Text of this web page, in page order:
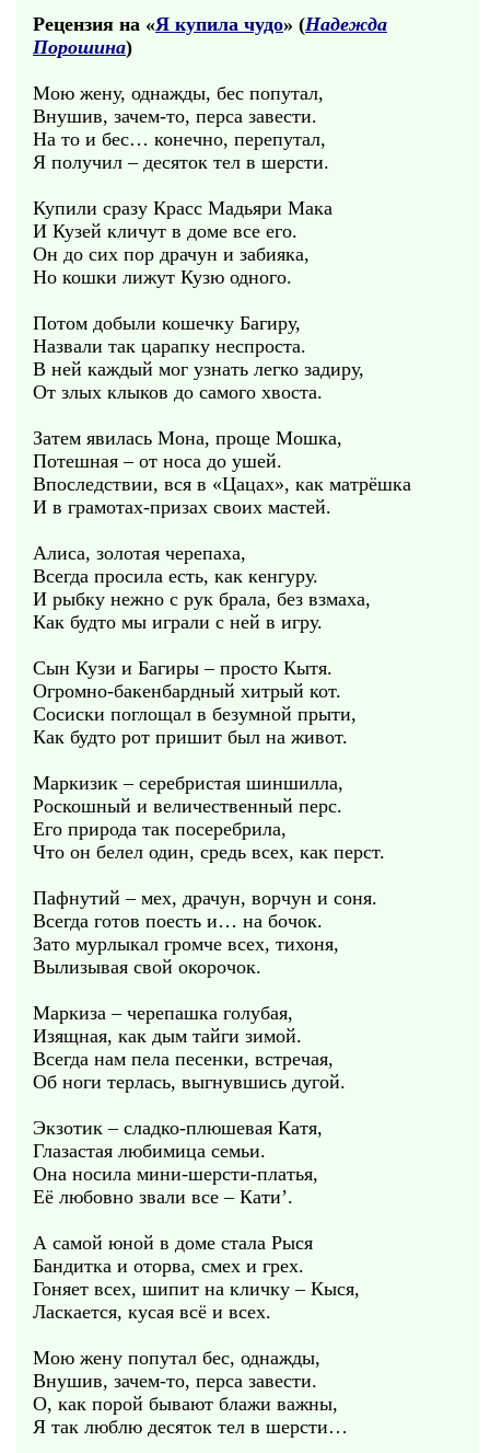
Рецензия на «Я купила чудо» (Надежда
Порошина)
Мою жену, однажды, бес попутал,
Внушив, зачем-то, перса завести.
На то и бес… конечно, перепутал,
Я получил – десяток тел в шерсти.
Купили сразу Красс Мадьяри Мака
И Кузей кличут в доме все его.
Он до сих пор драчун и забияка,
Но кошки лижут Кузю одного.
Потом добыли кошечку Багиру,
Назвали так царапку неспроста.
В ней каждый мог узнать легко задиру,
От злых клыков до самого хвоста.
Затем явилась Мона, проще Мошка,
Потешная – от носа до ушей.
Впоследствии, вся в «Цацах», как матрёшка
И в грамотах-призах своих мастей.
Алиса, золотая черепаха,
Всегда просила есть, как кенгуру.
И рыбку нежно с рук брала, без взмаха,
Как будто мы играли с ней в игру.
Сын Кузи и Багиры – просто Кытя.
Огромно-бакенбардный хитрый кот.
Сосиски поглощал в безумной прыти,
Как будто рот пришит был на живот.
Маркизик – серебристая шиншилла,
Роскошный и величественный перс.
Его природа так посеребрила,
Что он белел один, средь всех, как перст.
Пафнутий – мех, драчун, ворчун и соня.
Всегда готов поесть и… на бочок.
Зато мурлыкал громче всех, тихоня,
Вылизывая свой окорочок.
Маркиза – черепашка голубая,
Изящная, как дым тайги зимой.
Всегда нам пела песенки, встречая,
Об ноги терлась, выгнувшись дугой.
Экзотик – сладко-плюшевая Катя,
Глазастая любимица семьи.
Она носила мини-шерсти-платья,
Её любовно звали все – Кати’.
А самой юной в доме стала Рыся
Бандитка и оторва, смех и грех.
Гоняет всех, шипит на кличку – Кыся,
Ласкается, кусая всё и всех.
Мою жену попутал бес, однажды,
Внушив, зачем-то, перса завести.
О, как порой бывают блажи важны,
Я так люблю десяток тел в шерсти…